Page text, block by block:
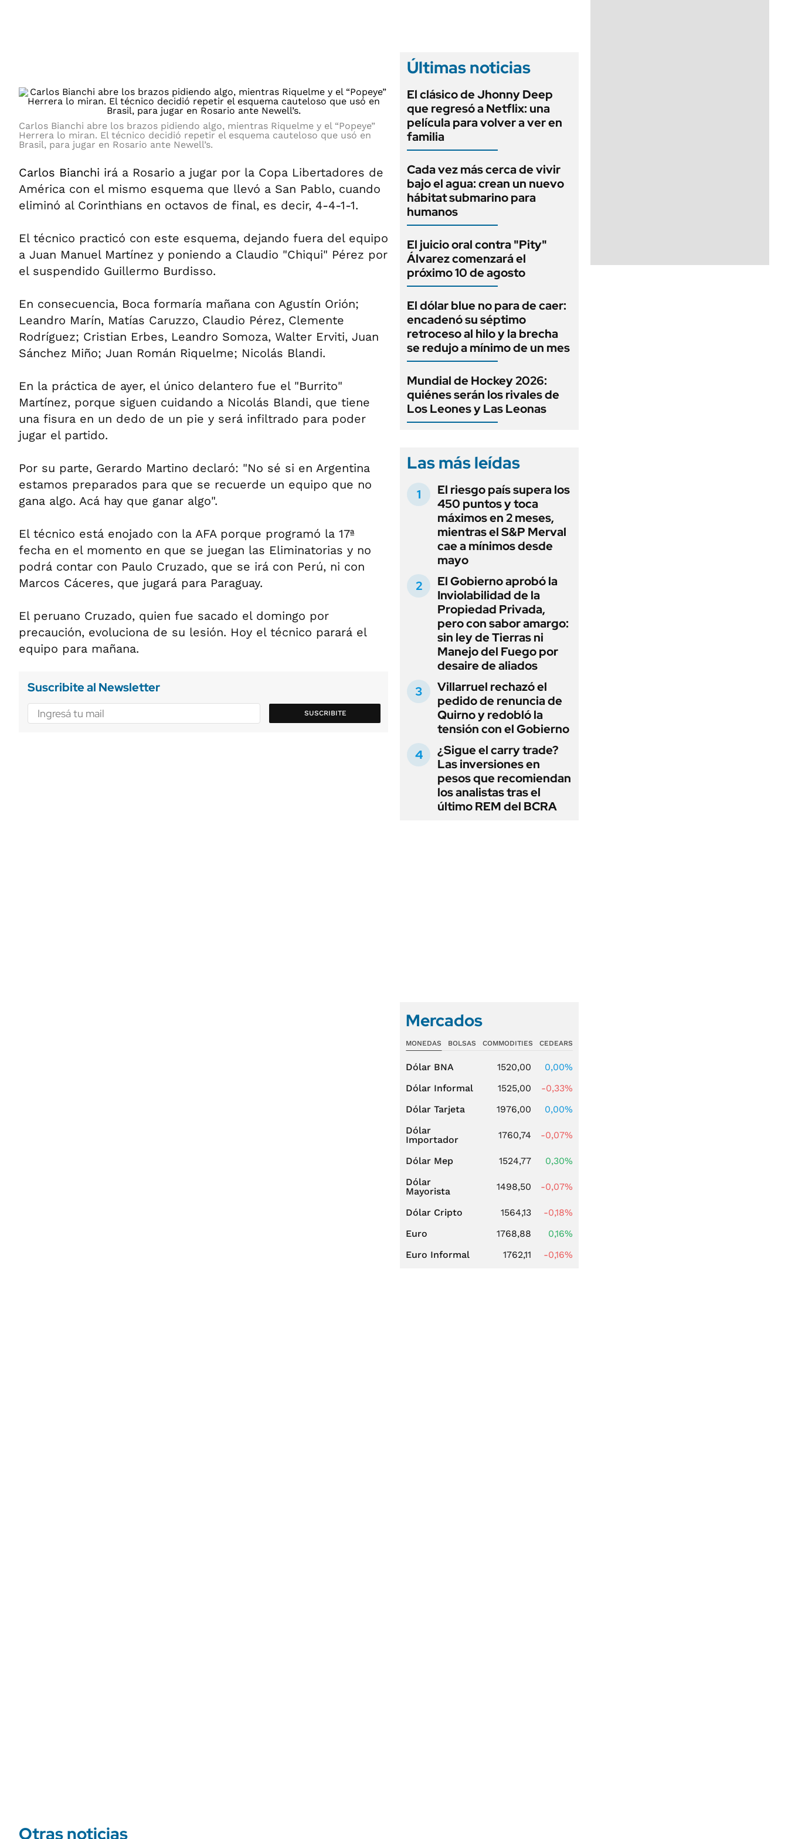
Carlos Bianchi abre los brazos pidiendo algo, mientras Riquelme y el “Popeye”
Herrera lo miran. El técnico decidió repetir el esquema cauteloso que usó en
Brasil, para jugar en Rosario ante Newell’s.
Carlos Bianchi irá a Rosario a jugar por la Copa Libertadores de
América con el mismo esquema que llevó a San Pablo, cuando
eliminó al Corinthians en octavos de final, es decir, 4-4-1-1.
El técnico practicó con este esquema, dejando fuera del equipo
a Juan Manuel Martínez y poniendo a Claudio "Chiqui" Pérez por
el suspendido Guillermo Burdisso.
En consecuencia, Boca formaría mañana con Agustín Orión;
Leandro Marín, Matías Caruzzo, Claudio Pérez, Clemente
Rodríguez; Cristian Erbes, Leandro Somoza, Walter Erviti, Juan
Sánchez Miño; Juan Román Riquelme; Nicolás Blandi.
En la práctica de ayer, el único delantero fue el "Burrito"
Martínez, porque siguen cuidando a Nicolás Blandi, que tiene
una fisura en un dedo de un pie y será infiltrado para poder
jugar el partido.
Por su parte, Gerardo Martino declaró: "No sé si en Argentina
estamos preparados para que se recuerde un equipo que no
gana algo. Acá hay que ganar algo".
El técnico está enojado con la AFA porque programó la 17ª
fecha en el momento en que se juegan las Eliminatorias y no
podrá contar con Paulo Cruzado, que se irá con Perú, ni con
Marcos Cáceres, que jugará para Paraguay.
El peruano Cruzado, quien fue sacado el domingo por
precaución, evoluciona de su lesión. Hoy el técnico parará el
equipo para mañana.
Suscribite al Newsletter
SUSCRIBITE
Últimas noticias
El clásico de Jhonny Deep
que regresó a Netflix: una
película para volver a ver en
familia
Cada vez más cerca de vivir
bajo el agua: crean un nuevo
hábitat submarino para
humanos
El juicio oral contra "Pity"
Álvarez comenzará el
próximo 10 de agosto
El dólar blue no para de caer:
encadenó su séptimo
retroceso al hilo y la brecha
se redujo a mínimo de un mes
Mundial de Hockey 2026:
quiénes serán los rivales de
Los Leones y Las Leonas
Las más leídas
El riesgo país supera los
450 puntos y toca
máximos en 2 meses,
mientras el S&P Merval
cae a mínimos desde
mayo
El Gobierno aprobó la
Inviolabilidad de la
Propiedad Privada,
pero con sabor amargo:
sin ley de Tierras ni
Manejo del Fuego por
desaire de aliados
Villarruel rechazó el
pedido de renuncia de
Quirno y redobló la
tensión con el Gobierno
¿Sigue el carry trade?
Las inversiones en
pesos que recomiendan
los analistas tras el
último REM del BCRA
Mercados
MONEDAS BOLSAS COMMODITIES CEDEARS
Dólar BNA 1520,00
0,00%
Dólar Informal
1525,00
-0,33%
Dólar Tarjeta
1976,00
0,00%
Dólar
Importador
1760,74 -0,07%
Dólar Mep 1524,77
0,30%
Dólar
Mayorista
1498,50 -0,07%
Dólar Cripto 1564,13
-0,18%
Euro
1768,88
0,16%
Euro Informal
1762,11 -0,16%
Otras noticias